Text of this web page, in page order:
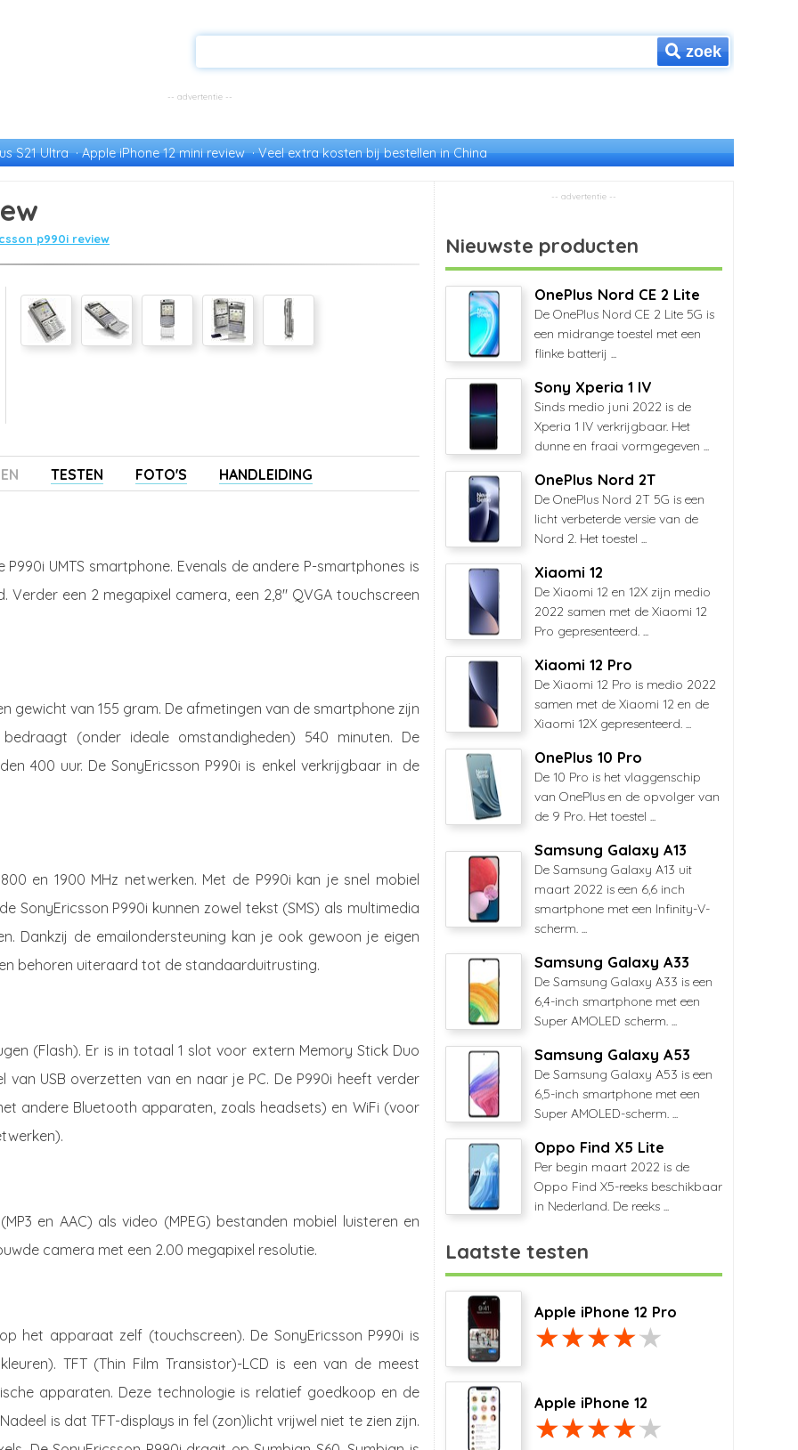
zoek
S21 Ultra Apple iPhone 12 mini review Veel extra kosten bij bestellen in China
p990i review
TESTEN FOTO'S HANDLEIDING
UMTS smartphone. Evenals de andere P-smartphones is
Verder een 2 megapixel camera, een 2,8" QVGA touchscreen
gewicht van 155 gram. De afmetingen van de smartphone zijn
(onder ideale omstandigheden) 540 minuten. De
400 uur. De SonyEricsson P990i is enkel verkrijgbaar in de
en 1900 MHz netwerken. Met de P990i kan je snel mobiel
SonyEricsson P990i kunnen zowel tekst (SMS) als multimedia
Dankzij de emailondersteuning kan je ook gewoon je eigen
behoren uiteraard tot de standaarduitrusting.
(Flash). Er is in totaal 1 slot voor extern Memory Stick Duo
USB overzetten van en naar je PC. De P990i heeft verder
andere Bluetooth apparaten, zoals headsets) en WiFi (voor
en AAC) als video (MPEG) bestanden mobiel luisteren en
camera met een 2.00 megapixel resolutie.
het apparaat zelf (touchscreen). De SonyEricsson P990i is
TFT (Thin Film Transistor)-LCD is een van de meest
apparaten. Deze technologie is relatief goedkoop en de
is dat TFT-displays in fel (zon)licht vrijwel niet te zien zijn.
Nieuwste producten
OnePlus Nord CE 2 Lite
De OnePlus Nord CE 2 Lite 5G is
een midrange toestel met een
flinke batterij ...
Sony Xperia 1 IV
Sinds medio juni 2022 is de
Xperia 1 IV verkrijgbaar. Het
dunne en fraai vormgegeven ...
OnePlus Nord 2T
De OnePlus Nord 2T 5G is een
licht verbeterde versie van de
Nord 2. Het toestel ...
Xiaomi 12
De Xiaomi 12 en 12X zijn medio
2022 samen met de Xiaomi 12
Pro gepresenteerd. ...
Xiaomi 12 Pro
De Xiaomi 12 Pro is medio 2022
samen met de Xiaomi 12 en de
Xiaomi 12X gepresenteerd. ...
OnePlus 10 Pro
De 10 Pro is het vlaggenschip
van OnePlus en de opvolger van
de 9 Pro. Het toestel ...
Samsung Galaxy A13
De Samsung Galaxy A13 uit
maart 2022 is een 6,6 inch
smartphone met een Infinity-V-
scherm. ...
Samsung Galaxy A33
De Samsung Galaxy A33 is een
6,4-inch smartphone met een
Super AMOLED scherm. ...
Samsung Galaxy A53
De Samsung Galaxy A53 is een
6,5-inch smartphone met een
Super AMOLED-scherm. ...
Oppo Find X5 Lite
Per begin maart 2022 is de
Oppo Find X5-reeks beschikbaar
in Nederland. De reeks ...
Laatste testen
Apple iPhone 12 Pro
Apple iPhone 12